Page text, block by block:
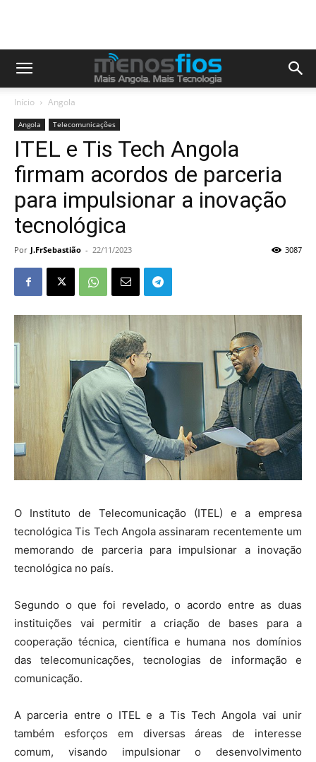
Início Angola
Angola Telecomunicações
ITEL e Tis Tech Angola
firmam acordos de parceria
para impulsionar a inovação
tecnológica
Por J.FrSebastião - 22/11/2023 3087
O Instituto de Telecomunicação (ITEL) e a empresa
tecnológica Tis Tech Angola assinaram recentemente um
memorando de parceria para impulsionar a inovação
tecnológica no país.
Segundo o que foi revelado, o acordo entre as duas
instituições vai permitir a criação de bases para a
cooperação técnica, científica e humana nos domínios
das telecomunicações, tecnologias de informação e
comunicação.
A parceria entre o ITEL e a Tis Tech Angola vai unir
também esforços em diversas áreas de interesse
comum, visando impulsionar o desenvolvimento